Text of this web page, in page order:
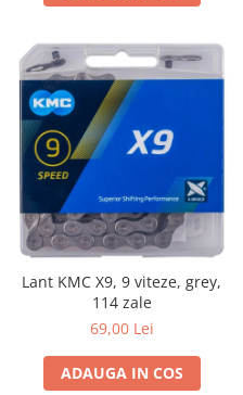
Lant KMC X9, 9 viteze, grey,
114 zale
69,00 Lei
ADAUGA IN COS